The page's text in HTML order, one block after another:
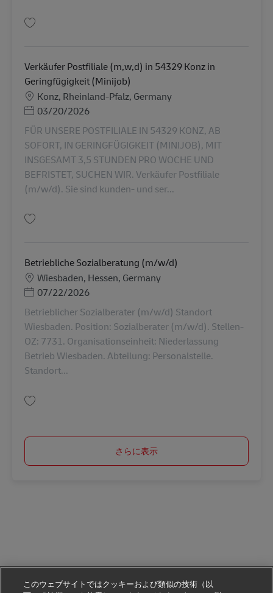
Verkäufer Postfiliale (m,w,d) in 54329 Konz in
Geringfügigkeit (Minijob)
勤務地
Konz, Rheinland-Pfalz, Germany
Posted Date
03/20/2026
FÜR UNSERE POSTFILIALE IN 54329 KONZ, AB
SOFORT, IN GERINGFÜGIGKEIT (MINIJOB), MIT
INSGESAMT 3,5 STUNDEN PRO WOCHE UND
BEFRISTET, SUCHEN WIR. Verkäufer Postfiliale
(m/w/d). Sie sind kunden- und ser...
Betriebliche Sozialberatung (m/w/d)
勤務地
Wiesbaden, Hessen, Germany
Posted Date
07/22/2026
Betrieblicher Sozialberater (m/w/d) Standort
Wiesbaden. Position: Sozialberater (m/w/d). Stellen-
OZ: 7731. Organisationseinheit: Niederlassung
Betrieb Wiesbaden. Abteilung: Personalstelle.
Standort...
さらに表示
このウェブサイトではクッキーおよび類似の技術（以